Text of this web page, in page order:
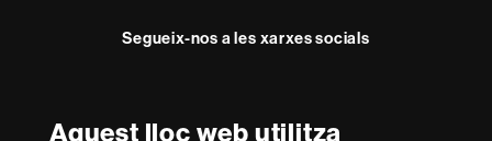
Aquest lloc web utilitza
Segueix-nos a les xarxes socials